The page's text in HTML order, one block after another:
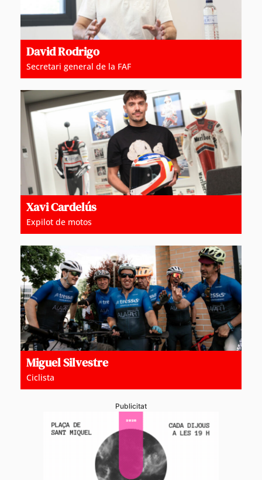
David Rodrigo
Secretari general de la FAF
Xavi Cardelús
Expilot de motos
Miguel Silvestre
Ciclista
Publicitat